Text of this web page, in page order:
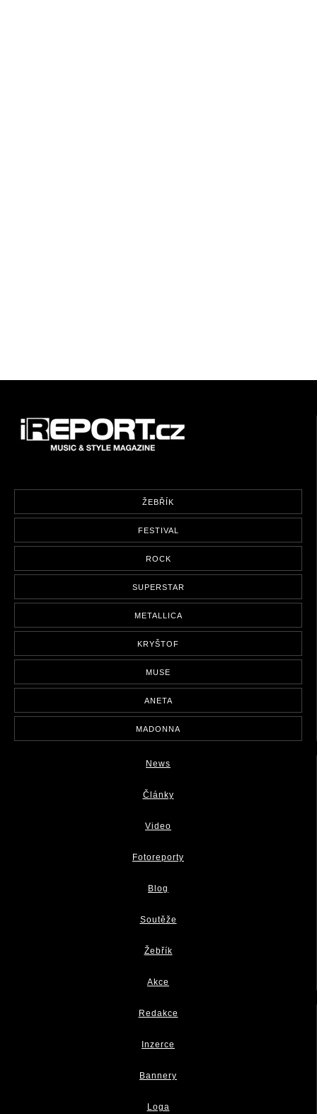
ŽEBŘÍK
FESTIVAL
ROCK
SUPERSTAR
METALLICA
KRYŠTOF
MUSE
ANETA
MADONNA
News
Články
Video
Fotoreporty
Blog
Soutěže
Žebřík
Akce
Redakce
Inzerce
Bannery
Loga